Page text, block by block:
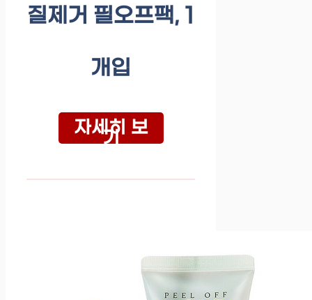
질제거 필오프팩, 1
개입
자세히 보
기